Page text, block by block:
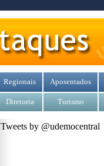
Regionais Aposentados
Diretoria Turismo
Tweets by @udemocentral